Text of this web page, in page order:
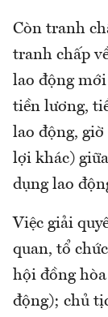
Còn tranh
tranh chấp
lao động
tiền lương,
lao động,
lợi khác)
dụng lao
Việc giải
quan, tổ
hội đồng
động); chủ